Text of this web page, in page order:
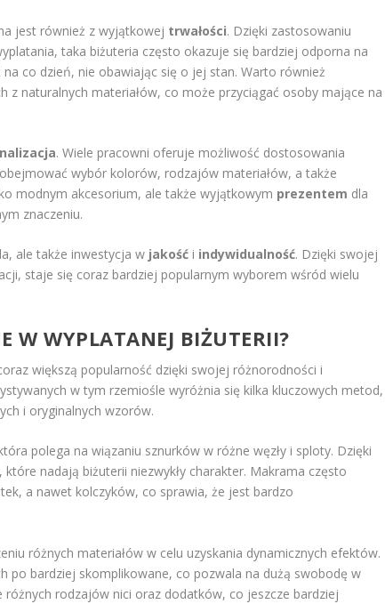
jest również z wyjątkowej trwałości. Dzięki zastosowaniu
taka biżuteria często okazuje się bardziej odporna na
co dzień, nie obawiając się o jej stan. Warto również
z naturalnych materiałów, co może przyciągać osoby mające na
. Wiele pracowni oferuje możliwość dostosowania
wybór kolorów, rodzajów materiałów, a także
modnym akcesorium, ale także wyjątkowym prezentem dla
znaczeniu.
ale także inwestycja w jakość i indywidualność. Dzięki swojej
staje się coraz bardziej popularnym wyborem wśród wielu
W WYPLATANEJ BIŻUTERII?
większą popularność dzięki swojej różnorodności i
w tym rzemiośle wyróżnia się kilka kluczowych metod,
i oryginalnych wzorów.
polega na wiązaniu sznurków w różne węzły i sploty. Dzięki
nadają biżuterii niezwykły charakter. Makrama często
a nawet kolczyków, co sprawia, że jest bardzo
różnych materiałów w celu uzyskania dynamicznych efektów.
bardziej skomplikowane, co pozwala na dużą swobodę w
rodzajów nici oraz dodatków, co jeszcze bardziej